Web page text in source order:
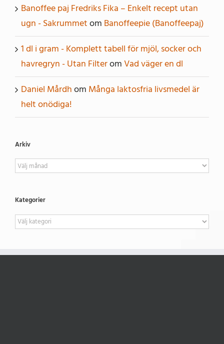
Banoffee paj Fredriks Fika – Enkelt recept utan
ugn - Sakrummetom Banoffeepie (Banoffeepaj)
1 dl i gram - Komplett tabell för mjöl, socker och
havregryn - Utan FilteromVad väger en dl
Daniel Mårdhom Många laktosfria livsmedel är
helt onödiga!
Arkiv
Arkiv
Kategorier
Kategorier